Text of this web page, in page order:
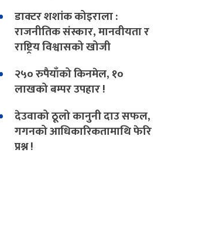
डाक्टर शशांक कोइराला :
राजनीतिक संस्कार, मानवीयता र
राष्ट्रिय विश्वासको खोजी
२५० रुपैयाँको किनमेल, १०
लाखको बम्पर उपहार !
देउवाको ठूलो कानुनी दाउ सफल,
गगनको आधिकारिकतामाथि फेरि
प्रश्न !